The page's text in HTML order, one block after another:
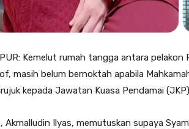
Kemelut rumah tangga antara
masih belum bernoktah apabila
kepada Jawatan Kuasa Pendamai
Akmalludin Ilyas, memutuskan supaya